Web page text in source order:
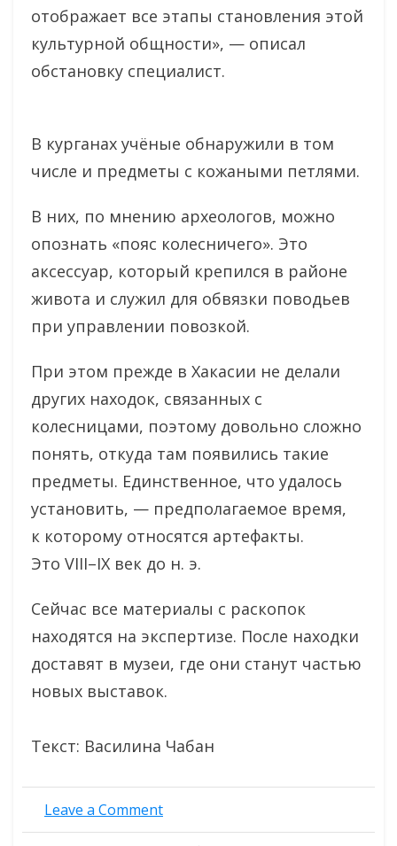
отображает все этапы становления этой
культурной общности», — описал
обстановку специалист.
В курганах учёные обнаружили в том
числе и предметы с кожаными петлями.
В них, по мнению археологов, можно
опознать «пояс колесничего». Это
аксессуар, который крепился в районе
живота и служил для обвязки поводьев
при управлении повозкой.
При этом прежде в Хакасии не делали
других находок, связанных с
колесницами, поэтому довольно сложно
понять, откуда там появились такие
предметы. Единственное, что удалось
установить, — предполагаемое время,
к которому относятся артефакты.
Это VIII–IX век до н. э.
Сейчас все материалы с раскопок
находятся на экспертизе. После находки
доставят в музеи, где они станут частью
новых выставок.
Текст: Василина Чабан
Leave a Commenton